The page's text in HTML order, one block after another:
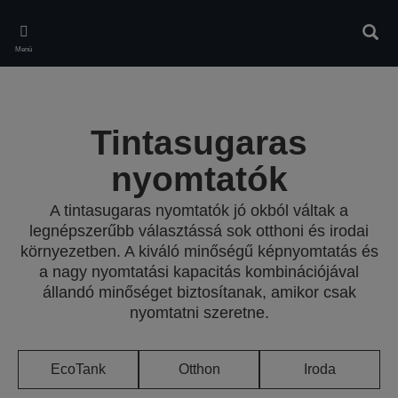
main
content
Menü
Tintasugaras
nyomtatók
A tintasugaras nyomtatók jó okból váltak a
legnépszerűbb választássá sok otthoni és irodai
környezetben. A kiváló minőségű képnyomtatás és
a nagy nyomtatási kapacitás kombinációjával
állandó minőséget biztosítanak, amikor csak
nyomtatni szeretne.
EcoTank Otthon Iroda